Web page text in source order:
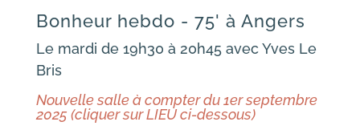
Bonheur hebdo - 75' à Angers
Le mardi de 19h30 à 20h45 avec Yves Le
Bris
Nouvelle salle à compter du 1er septembre
2025 (cliquer sur LIEU ci-dessous)